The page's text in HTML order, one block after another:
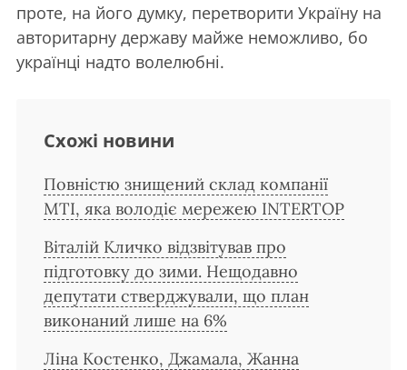
проте, на його думку, перетворити Україну на
авторитарну державу майже неможливо, бо
українці надто волелюбні.
Схожі новини
Повністю знищений склад компанії
MTI, яка володіє мережею INTERTOP
Віталій Кличко відзвітував про
підготовку до зими. Нещодавно
депутати стверджували, що план
виконаний лише на 6%
Ліна Костенко, Джамала, Жанна